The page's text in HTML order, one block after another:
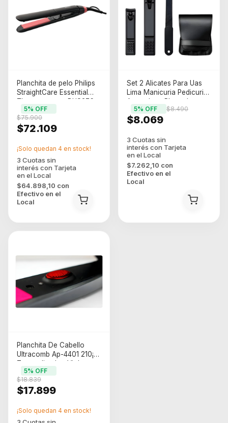
Planchita de pelo Philips
StraightCare Essential
Thermoprotect BHS376
negra y rosa
$72.109
$75.900
5% OFF
$64.898,10 con
Efectivo en el
Local
¡Solo quedan 4 en stock!
Set 2 Alicates Para Uas
Lima Manicuria Pedicuria
Acero Inox Plateado
$8.069
$8.490
5% OFF
$7.262,10 con
Efectivo en el
Local
Planchita De Cabello
Ultracomb Ap-4401 210¡c
Tourmaline Ion Violeta
$17.899
$18.839
5% OFF
¡Solo quedan 4 en stock!